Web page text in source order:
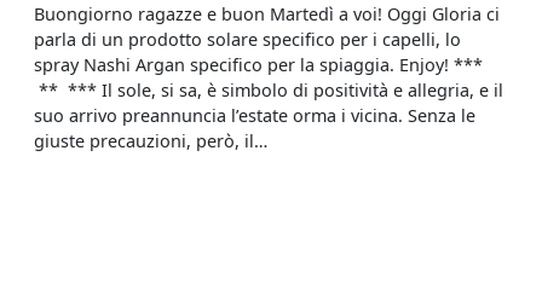
Buongiorno ragazze e buon Martedì a voi! Oggi Gloria ci
parla di un prodotto solare specifico per i capelli, lo
spray Nashi Argan specifico per la spiaggia. Enjoy! ***
** *** Il sole, si sa, è simbolo di positività e allegria, e il
suo arrivo preannuncia l’estate orma i vicina. Senza le
giuste precauzioni, però, il…